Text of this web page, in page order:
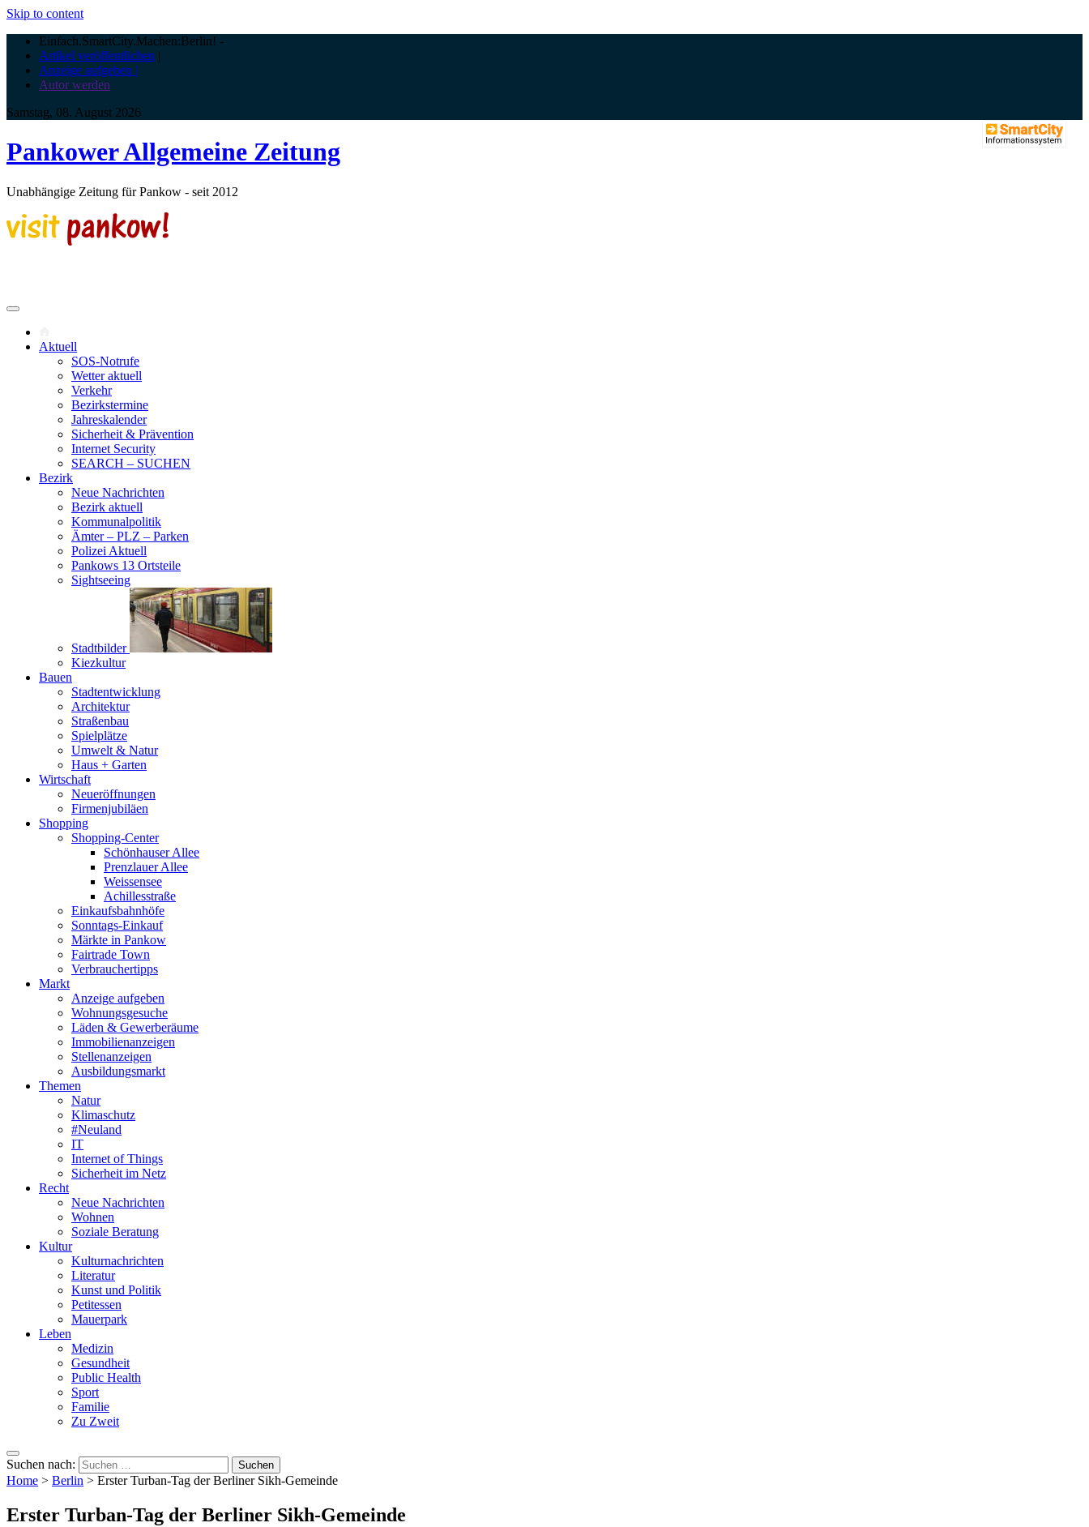
Skip to content
Einfach.SmartCity.Machen:Berlin! -
Artikel veröffentlichen |
Anzeige aufgeben |
Autor werden
Samstag, 08. August 2026
Pankower Allgemeine Zeitung
Unabhängige Zeitung für Pankow - seit 2012
Aktuell
SOS-Notrufe
Wetter aktuell
Verkehr
Bezirkstermine
Jahreskalender
Sicherheit & Prävention
Internet Security
SEARCH – SUCHEN
Bezirk
Neue Nachrichten
Bezirk aktuell
Kommunalpolitik
Ämter – PLZ – Parken
Polizei Aktuell
Pankows 13 Ortsteile
Sightseeing
Stadtbilder
Kiezkultur
Bauen
Stadtentwicklung
Architektur
Straßenbau
Spielplätze
Umwelt & Natur
Haus + Garten
Wirtschaft
Neueröffnungen
Firmenjubiläen
Shopping
Shopping-Center
Schönhauser Allee
Prenzlauer Allee
Weissensee
Achillesstraße
Einkaufsbahnhöfe
Sonntags-Einkauf
Märkte in Pankow
Fairtrade Town
Verbrauchertipps
Markt
Anzeige aufgeben
Wohnungsgesuche
Läden & Gewerberäume
Immobilienanzeigen
Stellenanzeigen
Ausbildungsmarkt
Themen
Natur
Klimaschutz
#Neuland
IT
Internet of Things
Sicherheit im Netz
Recht
Neue Nachrichten
Wohnen
Soziale Beratung
Kultur
Kulturnachrichten
Literatur
Kunst und Politik
Petitessen
Mauerpark
Leben
Medizin
Gesundheit
Public Health
Sport
Familie
Zu Zweit
Suchen nach:
Home > Berlin > Erster Turban-Tag der Berliner Sikh-Gemeinde
Erster Turban-Tag der Berliner Sikh-Gemeinde